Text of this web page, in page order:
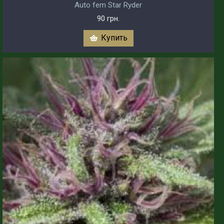
Auto fem Star Ryder
90 грн.
Купить